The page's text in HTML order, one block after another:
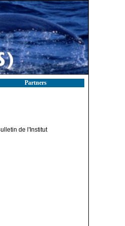
Partners
de l'Institut